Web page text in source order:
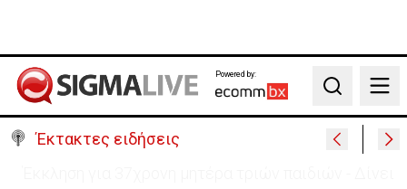
Powered by:
Search
Έκτακτες ειδήσεις